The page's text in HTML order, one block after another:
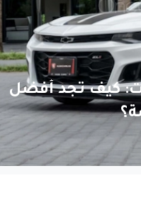
كيف تجد أفضل